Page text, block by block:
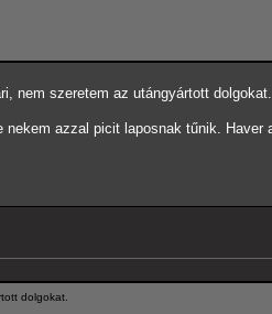
nem szeretem az utángyártott dolgokat.
azzal picit laposnak tűnik. Haver
dolgokat.